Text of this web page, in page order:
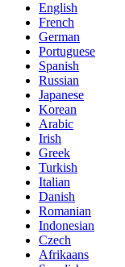
English
French
German
Portuguese
Spanish
Russian
Japanese
Korean
Arabic
Irish
Greek
Turkish
Italian
Danish
Romanian
Indonesian
Czech
Afrikaans